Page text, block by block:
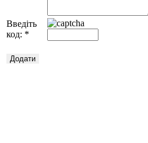
Введіть
код: *